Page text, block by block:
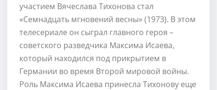
участием Вячеслава Тихонова стал
«Семнадцать мгновений весны» (1973). В этом
телесериале он сыграл главного героя –
советского разведчика Максима Исаева,
который находился под прикрытием в
Германии во время Второй мировой войны.
Роль Максима Исаева принесла Тихонову еще